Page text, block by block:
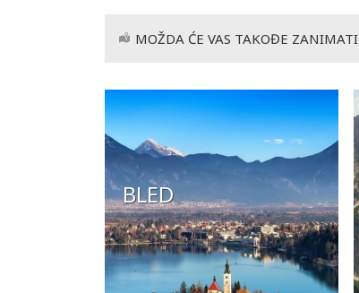
MOŽDA ĆE VAS TAKOĐE ZANIMATI
BLED